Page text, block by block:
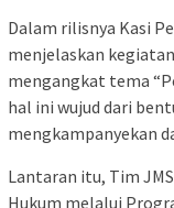
Dalam rilisnya Kasi
menjelaskan
mengangkat tema
hal ini wujud dari
mengkampanyekan
Lantaran itu, Tim
Hukum melalui